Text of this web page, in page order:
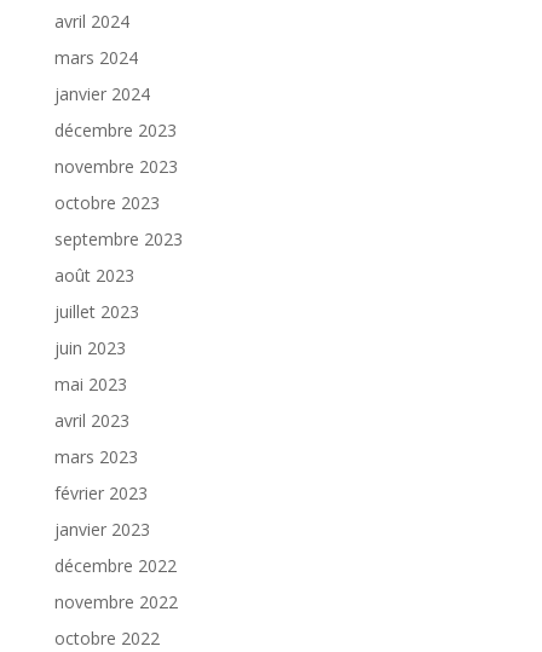
avril 2024
mars 2024
janvier 2024
décembre 2023
novembre 2023
octobre 2023
septembre 2023
août 2023
juillet 2023
juin 2023
mai 2023
avril 2023
mars 2023
février 2023
janvier 2023
décembre 2022
novembre 2022
octobre 2022